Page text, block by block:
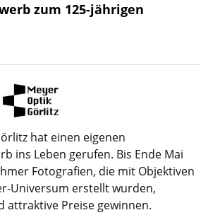
zum 125-jährigen
hat einen eigenen
ins Leben gerufen. Bis Ende Mai
Fotografien, die mit Objektiven
Universum erstellt wurden,
attraktive Preise gewinnen.